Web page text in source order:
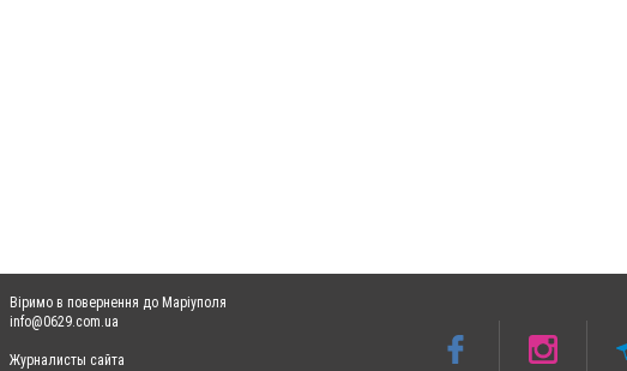
Віримо в повернення до Маріуполя
info@0629.com.ua
Журналисты сайта